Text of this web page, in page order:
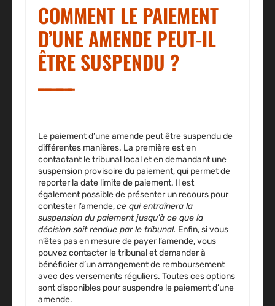
COMMENT LE PAIEMENT
D’UNE AMENDE PEUT-IL
ÊTRE SUSPENDU ?
Le paiement d’une amende peut être suspendu de
différentes manières. La première esten
contactant le tribunal local et en demandant une
suspension provisoire du paiement,qui permet de
reporter la date limite de paiement. Il est
également possible de présenter un recours pour
contester l’amende,ce qui entraînera la
suspension du paiement jusqu’à ce que la
décision soit rendue par le tribunal. Enfin, si vous
n’êtes pas en mesure de payer l’amende, vous
pouvez contacter le tribunal et demander à
bénéficier d’un arrangement de remboursement
avec des versements réguliers. Toutes ces options
sont disponibles pour suspendre le paiement d’une
amende.